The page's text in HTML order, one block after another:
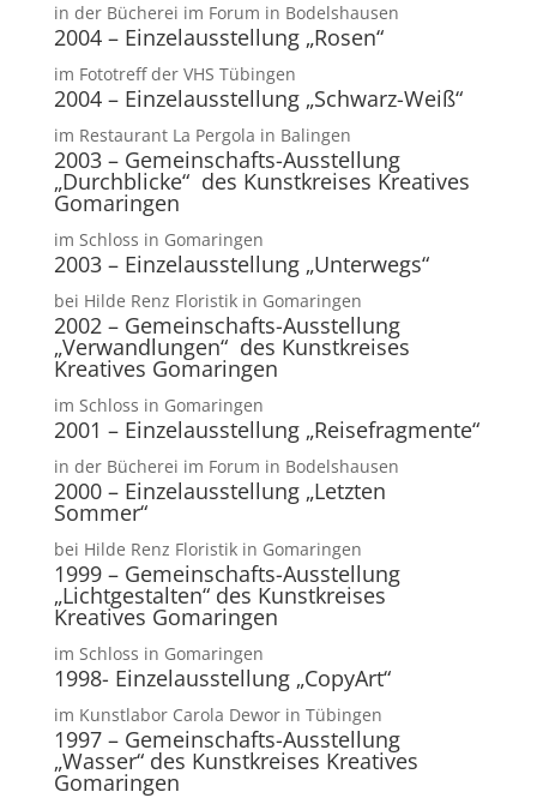
in der Bücherei im Forum in Bodelshausen
2004 – Einzelausstellung „Rosen“
im Fototreff der VHS Tübingen
2004 – Einzelausstellung „Schwarz-Weiß“
im Restaurant La Pergola in Balingen
2003 – Gemeinschafts-Ausstellung
„Durchblicke“ des Kunstkreises Kreatives
Gomaringen
im Schloss in Gomaringen
2003 – Einzelausstellung „Unterwegs“
bei Hilde Renz Floristik in Gomaringen
2002 – Gemeinschafts-Ausstellung
„Verwandlungen“ des Kunstkreises
Kreatives Gomaringen
im Schloss in Gomaringen
2001 – Einzelausstellung „Reisefragmente“
in der Bücherei im Forum in Bodelshausen
2000 – Einzelausstellung „Letzten
Sommer“
bei Hilde Renz Floristik in Gomaringen
1999 – Gemeinschafts-Ausstellung
„Lichtgestalten“ des Kunstkreises
Kreatives Gomaringen
im Schloss in Gomaringen
1998- Einzelausstellung „CopyArt“
im Kunstlabor Carola Dewor in Tübingen
1997 – Gemeinschafts-Ausstellung
„Wasser“ des Kunstkreises Kreatives
Gomaringen